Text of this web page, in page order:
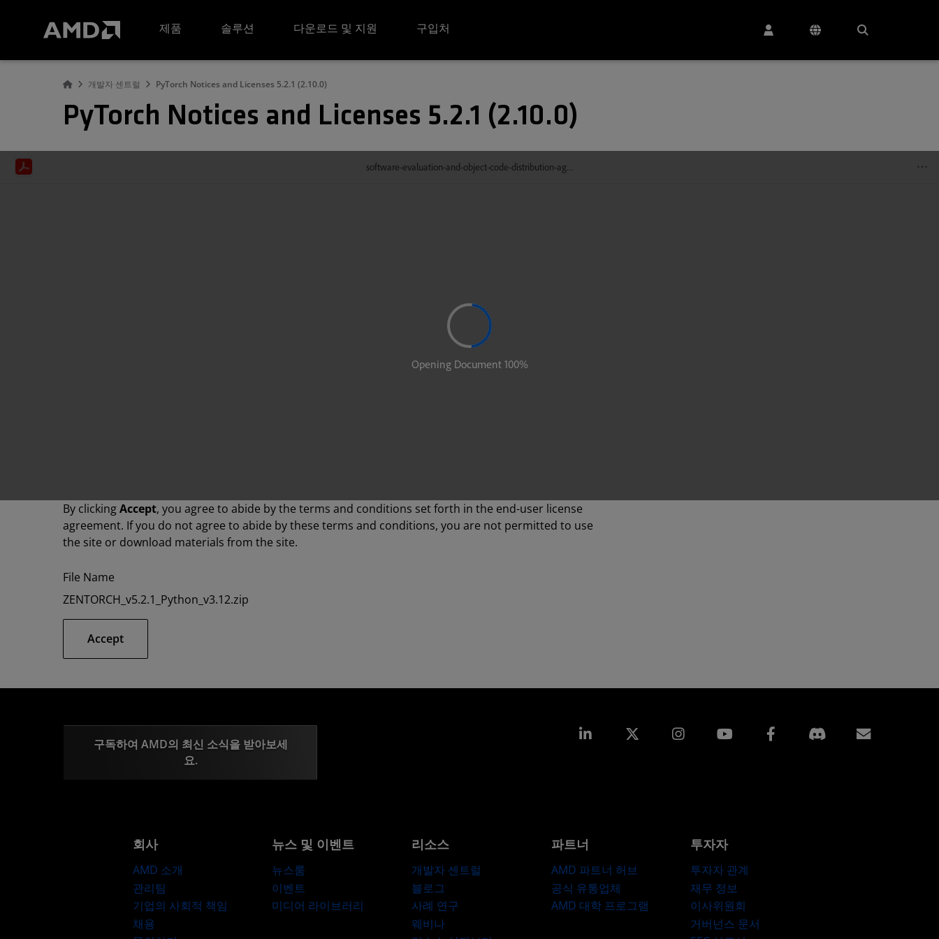
제품
솔루션 다운로드 및 지원 구입처
개발자 센트럴 PyTorch Notices and Licenses 5.2.1 (2.10.0)
PyTorch Notices and Licenses 5.2.1 (2.10.0)
By clickingAccept, you agree to abide by the terms and conditions set forth in the end-user license
agreement. If you do not agree to abide by these terms and conditions, you are not permitted to use
the site or download materials from the site.
File Name
ZENTORCH_v5.2.1_Python_v3.12.zip
Accept
구독하여 AMD의 최신 소식을 받아보세
요.
Linkedin Instagram Facebook
회사
AMD 소개
관리팀
기업의 사회적 책임
채용
뉴스 및 이벤트
뉴스룸
이벤트
미디어 라이브러리
리소스
개발자 센트럴
블로그
사례 연구
웨비나
파트너
AMD 파트너 허브
공식 유통업체
AMD 대학 프로그램
투자자
투자자 관계
재무 정보
이사위원회
거버넌스 문서